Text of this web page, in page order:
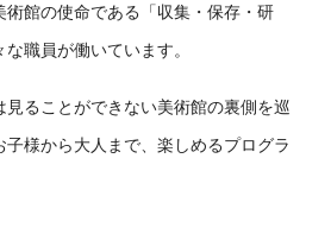
術館の使命である「収集・保存・研
職員が働いています。
ることができない美術館の裏側を巡
様から大人まで、楽しめるプログラ